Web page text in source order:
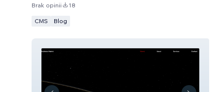
Brak opinii 18
CMS Blog